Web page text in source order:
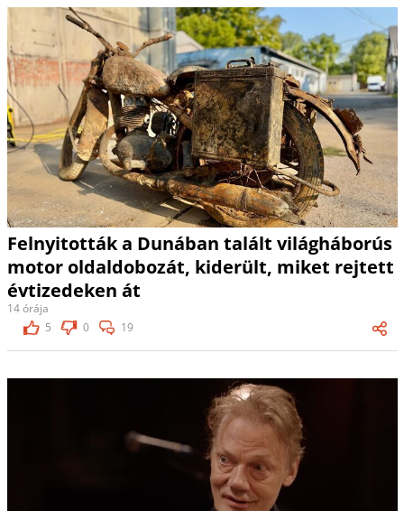
Felnyitották a Dunában talált világháborús
motor oldaldobozát, kiderült, miket rejtett
évtizedeken át
14 órája
5
0 19